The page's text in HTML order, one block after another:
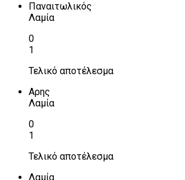
Παναιτωλικός
Λαμία
0
1
Τελικό αποτέλεσμα
Αρης
Λαμία
0
1
Τελικό αποτέλεσμα
Λαμία